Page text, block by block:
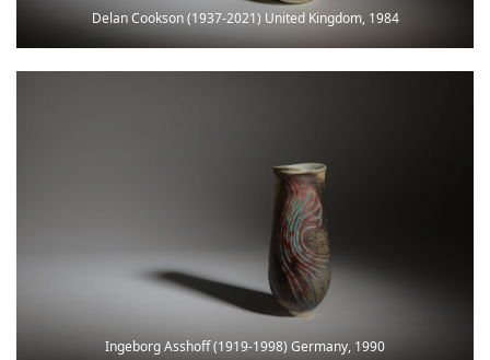
Delan Cookson (1937-2021) United Kingdom, 1984
Ingeborg Asshoff (1919-1998) Germany, 1990